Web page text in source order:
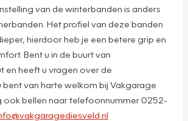
van de winterbanden is anders
Het profiel van deze banden
hierdoor heb je een betere grip en
Bent u in de buurt van
en heeft u vragen over de
bent van harte welkom bij Vakgarage
ook bellen naar telefoonnummer 0252-